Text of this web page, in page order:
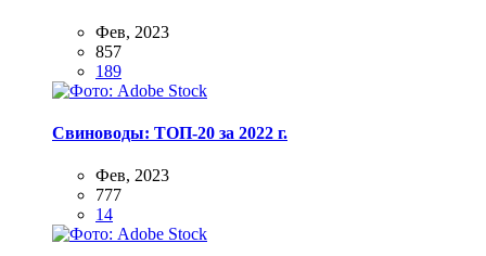
Фев, 2023
857
189
Свиноводы: ТОП-20 за 2022 г.
Фев, 2023
777
14